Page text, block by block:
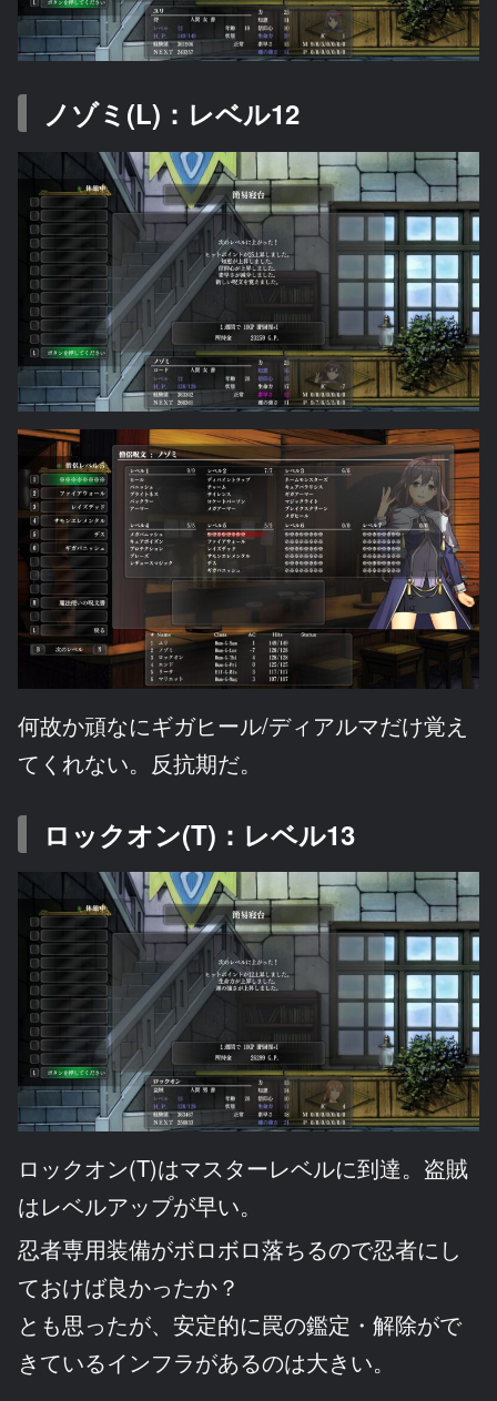
ノゾミ(L)：レベル12
何故か頑なにギガヒール/ディアルマだけ覚え
てくれない。反抗期だ。
ロックオン(T)：レベル13
ロックオン(T)はマスターレベルに到達。盗賊
はレベルアップが早い。
忍者専用装備がボロボロ落ちるので忍者にし
ておけば良かったか？
とも思ったが、安定的に罠の鑑定・解除がで
きているインフラがあるのは大きい。